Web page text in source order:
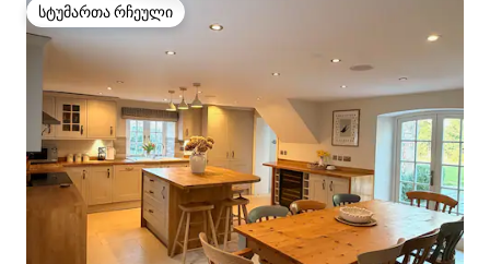
სტუმართა რჩეული
სტუმართა რჩეული